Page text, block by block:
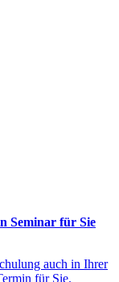
Seminar für Sie
auch in Ihrer
für Sie.